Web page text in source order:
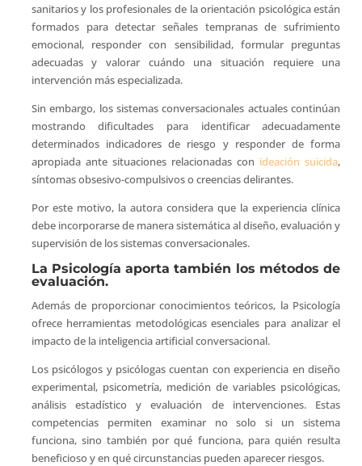
sanitarios y los profesionales de la orientación psicológica están
formados para detectar señales tempranas de sufrimiento
emocional, responder con sensibilidad, formular preguntas
adecuadas y valorar cuándo una situación requiere una
intervención más especializada.
Sin embargo, los sistemas conversacionales actuales continúan
mostrando dificultades para identificar adecuadamente
determinados indicadores de riesgo y responder de forma
apropiada ante situaciones relacionadas con ideación suicida,
síntomas obsesivo-compulsivos o creencias delirantes.
Por este motivo, la autora considera que la experiencia clínica
debe incorporarse de manera sistemática al diseño, evaluación y
supervisión de los sistemas conversacionales.
La Psicología aporta también los métodos de
evaluación.
Además de proporcionar conocimientos teóricos, la Psicología
ofrece herramientas metodológicas esenciales para analizar el
impacto de la inteligencia artificial conversacional.
Los psicólogos y psicólogas cuentan con experiencia en diseño
experimental, psicometría, medición de variables psicológicas,
análisis estadístico y evaluación de intervenciones. Estas
competencias permiten examinar no solo si un sistema
funciona, sino también por qué funciona, para quién resulta
beneficioso y en qué circunstancias pueden aparecer riesgos.